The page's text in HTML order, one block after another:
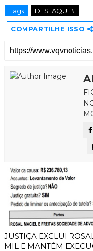
Tags DESTAQUE#
COMPARTILHE ISSO
JUSTIÇA EXCLUI
MIL E MANTÉM